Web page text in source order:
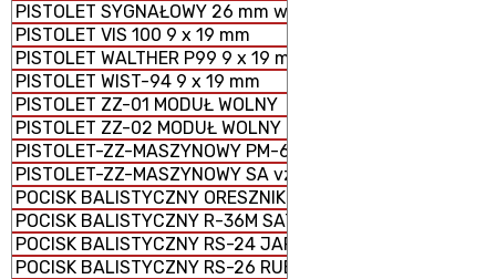
PISTOLET SYGNAŁOWY 26 mm wz. 1978
PISTOLET VIS 100 9 x 19 mm
PISTOLET WALTHER P99 9 x 19 mm
PISTOLET WIST-94 9 x 19 mm
PISTOLET ZZ-01 MODUŁ WOLNY
PISTOLET ZZ-02 MODUŁ WOLNY
PISTOLET-ZZ-MASZYNOWY PM-63 RAK 9 × 18 mm
PISTOLET-ZZ-MASZYNOWY SA vz. 61 ŠKORPION
POCISK BALISTYCZNY ORESZNIK
POCISK BALISTYCZNY R-36M SATAN
POCISK BALISTYCZNY RS-24 JARS
POCISK BALISTYCZNY RS-26 RUBIEŻ